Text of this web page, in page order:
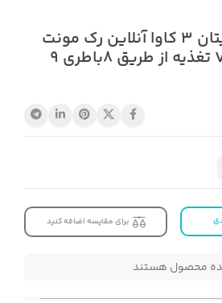
یوپی اس مدل تیتان 3 کاوا آنلاین رک مونت
مدل ویگور VIGOR تغذیه از طریق 8باطری 9
برای مقایسه اضافه کنید
محصول هستند